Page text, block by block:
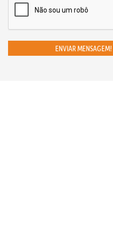
ENVIAR MENSAGEM!